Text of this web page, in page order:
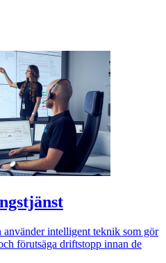
använder intelligent teknik som gör
förutsäga driftstopp innan de